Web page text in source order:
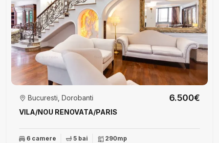
VILA/NOU RENOVATA/PARIS
Bucuresti, Dorobanti 6.500€
6 camere 5 bai 290mp